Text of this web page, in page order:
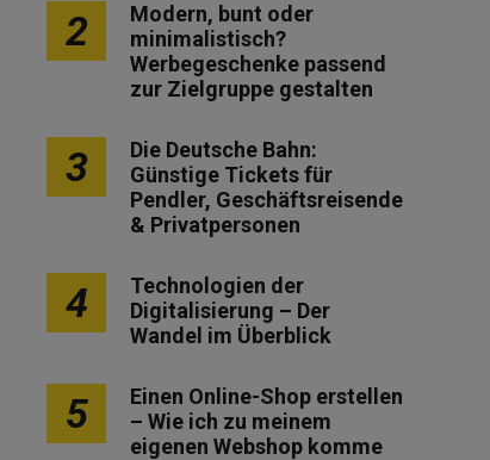
2
Modern, bunt oder
minimalistisch?
Werbegeschenke passend
zur Zielgruppe gestalten
3
Die Deutsche Bahn:
Günstige Tickets für
Pendler, Geschäftsreisende
& Privatpersonen
4
Technologien der
Digitalisierung – Der
Wandel im Überblick
5
Einen Online-Shop erstellen
– Wie ich zu meinem
eigenen Webshop komme